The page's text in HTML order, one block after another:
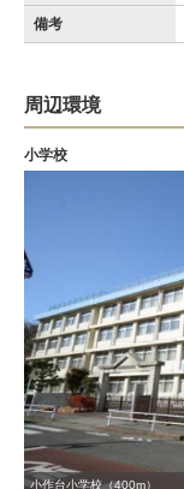
備考
周辺環境
小学校
小作台小学校（400m）